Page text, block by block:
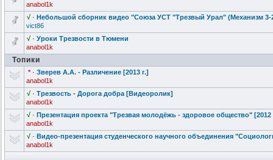
anabol1k
√ · Небольшой сборник видео "Союза УСТ "Трезвый Урал" (Механизм
vict86
√ · Уроки Трезвости в Тюмени
anabol1k
Топики
* · Зверев А.А. - Различение [2013 г.]
anabol1k
√ · Трезвость - Дорога добра [Видеоролик]
anabol1k
√ · Презентация проекта "Трезвая молодёжь - здоровое общество" [2012
anabol1k
√ · Видео-презентация студенческого научного объединения "Социоло
anabol1k